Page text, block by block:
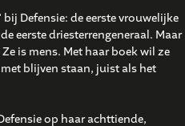
bij Defensie: de eerste vrouwelijke
eerste driesterrengeneraal. Maar
is mens. Met haar boek wil ze
blijven staan, juist als het
op haar achttiende,